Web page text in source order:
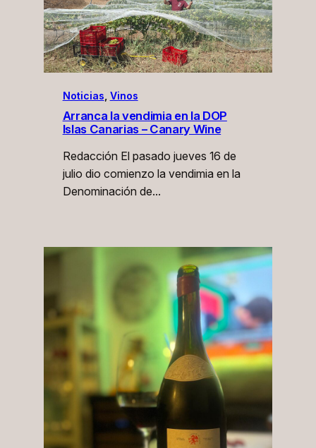
Noticias Vinos
Arranca la vendimia en la DOP
Islas Canarias – Canary Wine
Redacción El pasado jueves 16 de
julio dio comienzo la vendimia en la
Denominación de…